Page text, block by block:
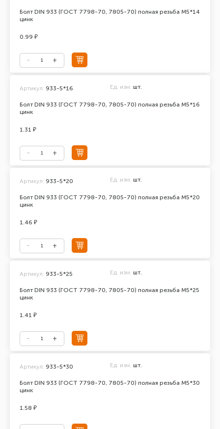
Болт DIN 933 (ГОСТ 7798-70, 7805-70) полная резьба М5*14
цинк
0.99 ₽
Болт DIN 933 (ГОСТ 7798-70, 7805-70) полная резьба М5*16
цинк
Артикул: 933-5*16 Ед. изм. шт.
1.31 ₽
Болт DIN 933 (ГОСТ 7798-70, 7805-70) полная резьба М5*20
цинк
Артикул: 933-5*20 Ед. изм. шт.
1.46 ₽
Болт DIN 933 (ГОСТ 7798-70, 7805-70) полная резьба М5*25
цинк
Артикул: 933-5*25 Ед. изм. шт.
1.41 ₽
Болт DIN 933 (ГОСТ 7798-70, 7805-70) полная резьба М5*30
цинк
Артикул: 933-5*30 Ед. изм. шт.
1.58 ₽